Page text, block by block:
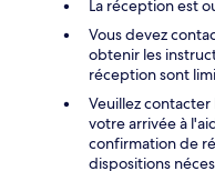
La réception est
Vous devez
obtenir les
réception sont
Veuillez
votre arrivée à
confirmation de
dispositions